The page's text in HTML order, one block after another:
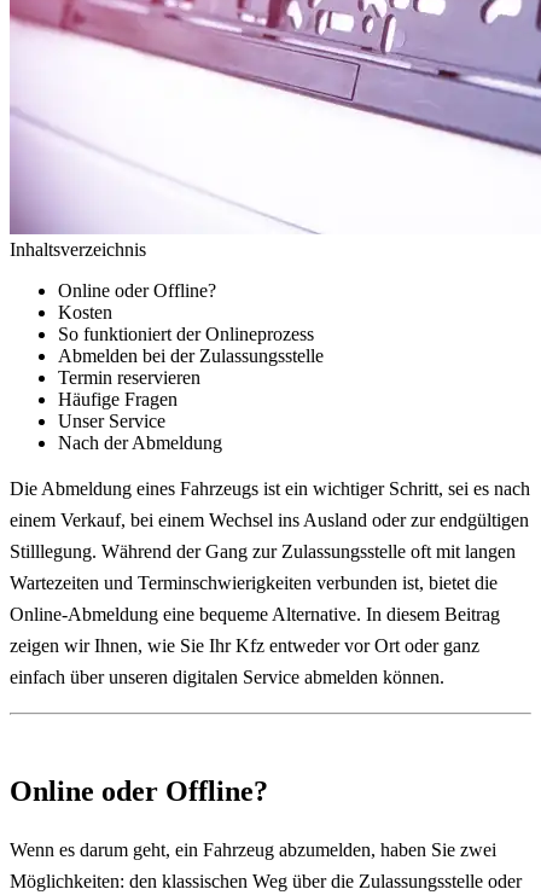
Inhaltsverzeichnis
Online oder Offline?
Kosten
So funktioniert der Onlineprozess
Abmelden bei der Zulassungsstelle
Termin reservieren
Häufige Fragen
Unser Service
Nach der Abmeldung
Die Abmeldung eines Fahrzeugs ist ein wichtiger Schritt, sei es nach
einem Verkauf, bei einem Wechsel ins Ausland oder zur endgültigen
Stilllegung. Während der Gang zur Zulassungsstelle oft mit langen
Wartezeiten und Terminschwierigkeiten verbunden ist, bietet die
Online-Abmeldung eine bequeme Alternative. In diesem Beitrag
zeigen wir Ihnen, wie Sie Ihr Kfz entweder vor Ort oder ganz
einfach über unseren digitalen Service abmelden können.
Online oder Offline?
Wenn es darum geht, ein Fahrzeug abzumelden, haben Sie zwei
Möglichkeiten: den klassischen Weg über die Zulassungsstelle oder